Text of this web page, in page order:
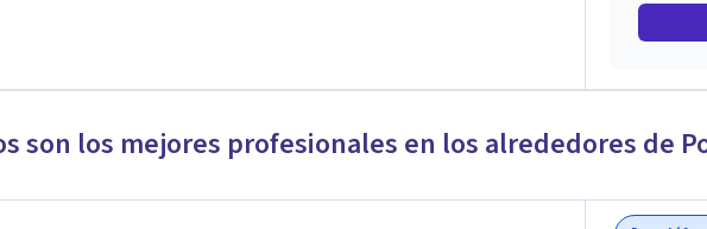
en la intervención en conducta Infantil y dificultades
son los mejores profesionales en los alrededores de